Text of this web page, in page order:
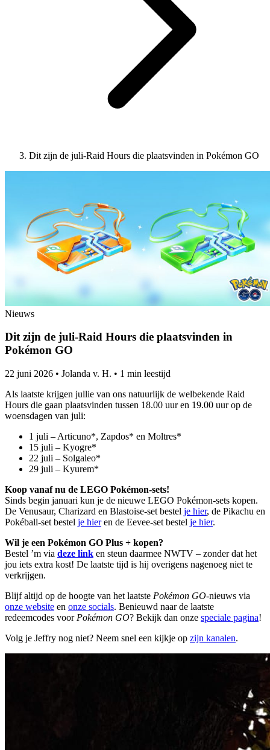
Dit zijn de juli-Raid Hours die plaatsvinden in Pokémon GO
Nieuws
Dit zijn de juli-Raid Hours die plaatsvinden in
Pokémon GO
22 juni 2026 • Jolanda v. H. • 1 min leestijd
Als laatste krijgen jullie van ons natuurlijk de welbekende Raid
Hours die gaan plaatsvinden tussen 18.00 uur en 19.00 uur op de
woensdagen van juli:
1 juli – Articuno*, Zapdos* en Moltres*
15 juli – Kyogre*
22 juli – Solgaleo*
29 juli – Kyurem*
Koop vanaf nu de LEGO Pokémon-sets!
Sinds begin januari kun je de nieuwe LEGO Pokémon-sets kopen.
De Venusaur, Charizard en Blastoise-set bestel je hier, de Pikachu en
Pokéball-set bestel je hieren de Eevee-set bestel je hier.
Wil je een Pokémon GO Plus + kopen?
Bestel ’m via deze link en steun daarmee NWTV – zonder dat het
jou iets extra kost! De laatste tijd is hij overigens nagenoeg niet te
verkrijgen.
Blijf altijd op de hoogte van het laatste Pokémon GO-nieuws via
onze website en onze socials. Benieuwd naar de laatste
redeemcodes voor Pokémon GO? Bekijk dan onze speciale pagina!
Volg je Jeffry nog niet? Neem snel een kijkje op zijn kanalen.